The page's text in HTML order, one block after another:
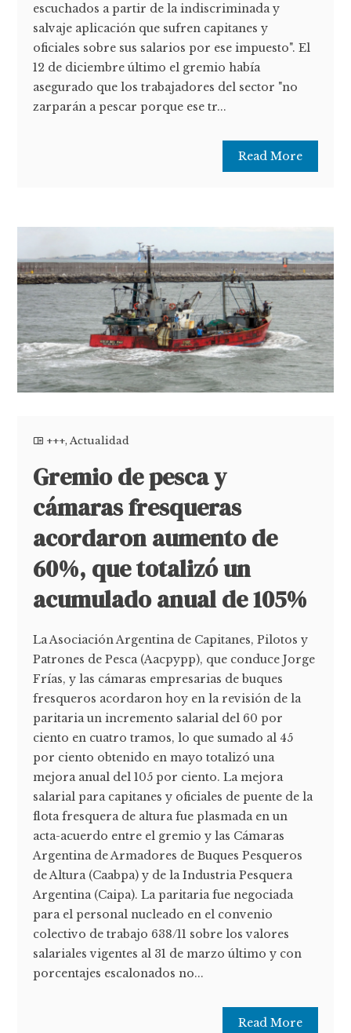
escuchados a partir de la indiscriminada y
salvaje aplicación que sufren capitanes y
oficiales sobre sus salarios por ese impuesto". El
12 de diciembre último el gremio había
asegurado que los trabajadores del sector "no
zarparán a pescar porque ese tr...
Read More
+++,Actualidad
Gremio de pesca y
cámaras fresqueras
acordaron aumento de
60%, que totalizó un
acumulado anual de 105%
La Asociación Argentina de Capitanes, Pilotos y
Patrones de Pesca (Aacpypp), que conduce Jorge
Frías, y las cámaras empresarias de buques
fresqueros acordaron hoy en la revisión de la
paritaria un incremento salarial del 60 por
ciento en cuatro tramos, lo que sumado al 45
por ciento obtenido en mayo totalizó una
mejora anual del 105 por ciento. La mejora
salarial para capitanes y oficiales de puente de la
flota fresquera de altura fue plasmada en un
acta-acuerdo entre el gremio y las Cámaras
Argentina de Armadores de Buques Pesqueros
de Altura (Caabpa) y de la Industria Pesquera
Argentina (Caipa). La paritaria fue negociada
para el personal nucleado en el convenio
colectivo de trabajo 638/11 sobre los valores
salariales vigentes al 31 de marzo último y con
porcentajes escalonados no...
Read More